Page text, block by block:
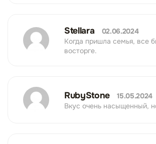
Stellara
02.06.2024
Когда пришла семья, все
восторге.
RubyStone
15.05.2024
Вкус очень насыщенный,